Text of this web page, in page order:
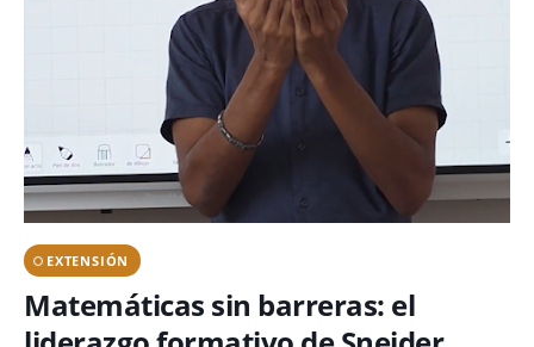
EXTENSIÓN
Matemáticas sin barreras: el